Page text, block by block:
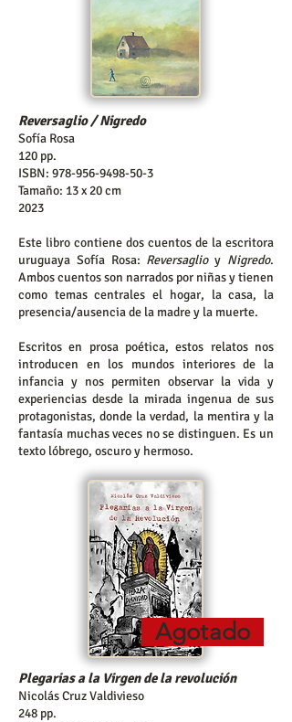
Reversaglio / Nigredo
Sofía Rosa
120 pp.
ISBN: 978-956-9498-50-3
Tamaño: 13 x 20 cm
2023
Este libro contiene dos cuentos de la escritora
uruguaya Sofía Rosa: Reversaglioy Nigredo.
Ambos cuentos son narrados por niñas y tienen
como temas centrales el hogar, la casa, la
presencia/ausencia de la madre y la muerte.
Escritos en prosa poética, estos relatos nos
introducen en los mundos interiores de la
infancia y nos permiten observar la vida y
experiencias desde la mirada ingenua de sus
protagonistas, donde la verdad, la mentira y la
fantasía muchas veces no se distinguen. Es un
texto lóbrego, oscuro y hermoso.
Agotado
Plegarias a la Virgen de la revolución
Nicolás Cruz Valdivieso
248 pp.